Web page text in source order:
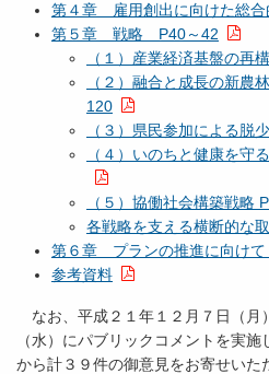
第４章 雇用創出に向けた総
第５章 戦略 P40～42
（１）産業経済基盤の再
（２）融合と成長の新農
120
（３）県民参加による脱
（４）いのちと健康を守
（５）協働社会構築戦略
各戦略を支える横断的な
第６章 プランの推進に向けて
参考資料
なお、平成２１年１２月７日（月
（水）にパブリックコメントを実
から計３９件の御意見をお寄せいた